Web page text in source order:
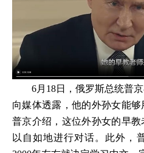
6月18日，俄罗斯总统普
向媒体透露，他的外孙女能
普京介绍，这位外孙女的早
以自如地进行对话。此外，